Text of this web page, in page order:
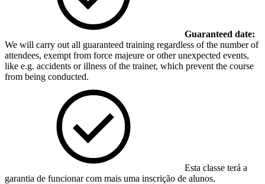
Guaranteed date:
We will carry out all guaranteed training regardless of the number of
attendees, exempt from force majeure or other unexpected events,
like e.g. accidents or illness of the trainer, which prevent the course
from being conducted.
Esta classe terá a
garantia de funcionar com mais uma inscrição de alunos.